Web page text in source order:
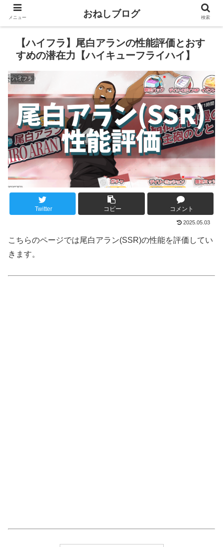
【ハイフラ】尾白アランの性能評価とおす
すめの潜在力【ハイキューフライハイ】
ハイフラ
Twitter コピー コメント
2025.05.03
こちらのページでは尾白アラン(SSR)の性能を評価してい
きます。
メニュー おねしブログ 検索